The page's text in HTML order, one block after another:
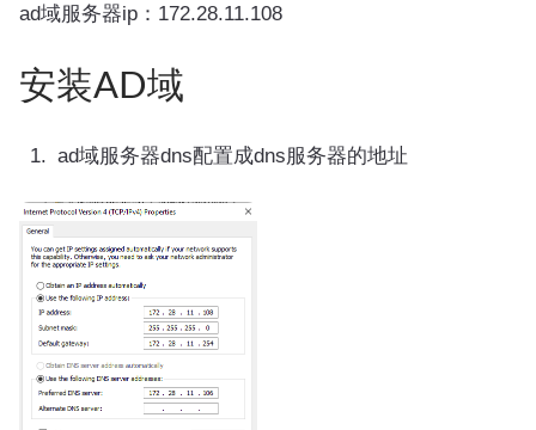
ad域服务器ip ： 172.28.11.108
安装AD域
ad域服务器dns配置成dns服务器的地址